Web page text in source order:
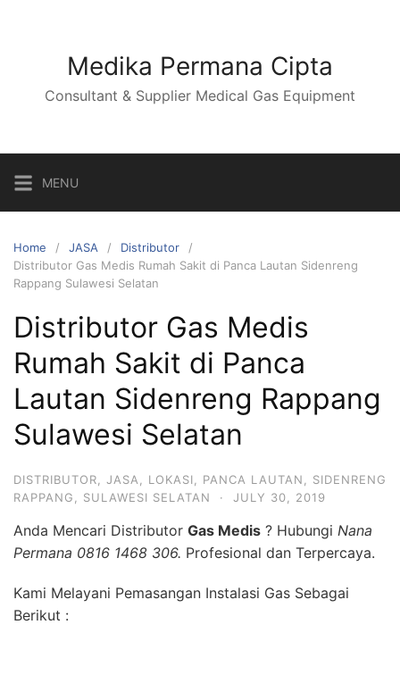
Medika Permana Cipta
Consultant & Supplier Medical Gas Equipment
MENU
Home JASA
Distributor
Distributor Gas Medis Rumah Sakit di Panca Lautan Sidenreng
Rappang Sulawesi Selatan
Distributor Gas Medis
Rumah Sakit di Panca
Lautan Sidenreng Rappang
Sulawesi Selatan
DISTRIBUTOR JASA LOKASI PANCA LAUTAN
SIDENRENG
RAPPANG
SULAWESI SELATAN · JULY 30, 2019
Anda Mencari Distributor Gas Medis ? Hubungi Nana
Permana 0816 1468 306. Profesional dan Terpercaya.
Kami Melayani Pemasangan Instalasi Gas Sebagai
Berikut :